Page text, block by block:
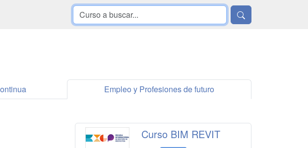
Empleo y Profesiones de futuro
Curso BIM REVIT